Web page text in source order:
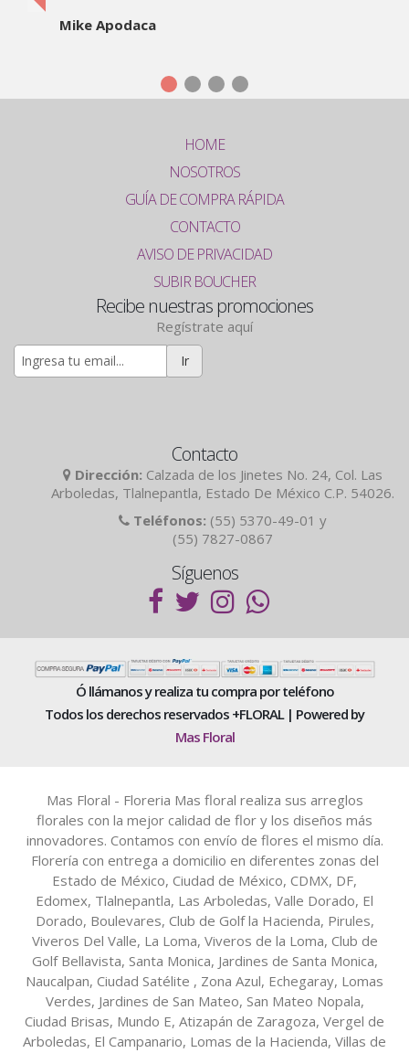
Mike Apodaca
HOME
NOSOTROS
GUÍA DE COMPRA RÁPIDA
CONTACTO
AVISO DE PRIVACIDAD
SUBIR BOUCHER
Recibe nuestras promociones
Regístrate aquí
Ir
Contacto
Dirección: Calzada de los Jinetes No. 24, Col. Las
Arboledas, Tlalnepantla, Estado De México C.P. 54026.
Teléfonos: (55) 5370-49-01 y
(55) 7827-0867
Síguenos
Ó llámanos y realiza tu compra por teléfono
Todos los derechos reservados +FLORAL | Powered by
Mas Floral
Mas Floral - Floreria Mas floral realiza sus arreglos
florales con la mejor calidad de flor y los diseños más
innovadores. Contamos con envío de flores el mismo día.
Florería con entrega a domicilio en diferentes zonas del
Estado de México, Ciudad de México, CDMX, DF,
Edomex, Tlalnepantla, Las Arboledas, Valle Dorado, El
Dorado, Boulevares, Club de Golf la Hacienda, Pirules,
Viveros Del Valle, La Loma, Viveros de la Loma, Club de
Golf Bellavista, Santa Monica, Jardines de Santa Monica,
Naucalpan, Ciudad Satélite , Zona Azul, Echegaray, Lomas
Verdes, Jardines de San Mateo, San Mateo Nopala,
Ciudad Brisas, Mundo E, Atizapán de Zaragoza, Vergel de
Arboledas, El Campanario, Lomas de la Hacienda, Villas de